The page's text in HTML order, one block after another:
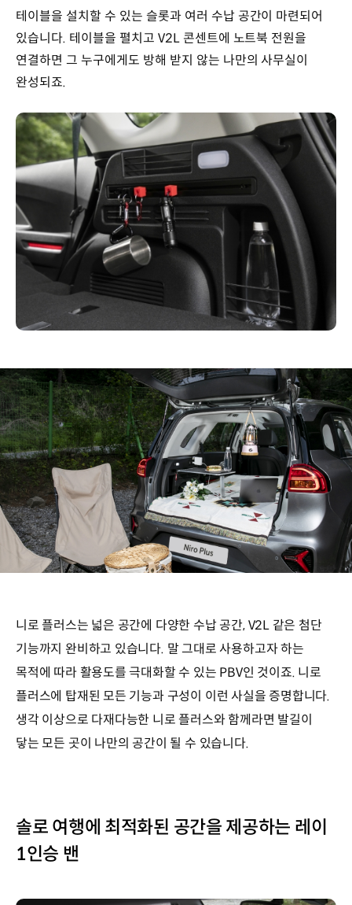
테이블을 설치할 수 있는 슬롯과 여러 수납 공간이 마련되어
있습니다. 테이블을 펼치고 V2L 콘센트에 노트북 전원을
연결하면 그 누구에게도 방해 받지 않는 나만의 사무실이
완성되죠.
니로 플러스는 넓은 공간에 다양한 수납 공간, V2L 같은 첨단
기능까지 완비하고 있습니다. 말 그대로 사용하고자 하는
목적에 따라 활용도를 극대화할 수 있는 PBV인 것이죠. 니로
플러스에 탑재된 모든 기능과 구성이 이런 사실을 증명합니다.
생각 이상으로 다재다능한 니로 플러스와 함께라면 발길이
닿는 모든 곳이 나만의 공간이 될 수 있습니다.
솔로 여행에 최적화된 공간을 제공하는 레이
1인승 밴